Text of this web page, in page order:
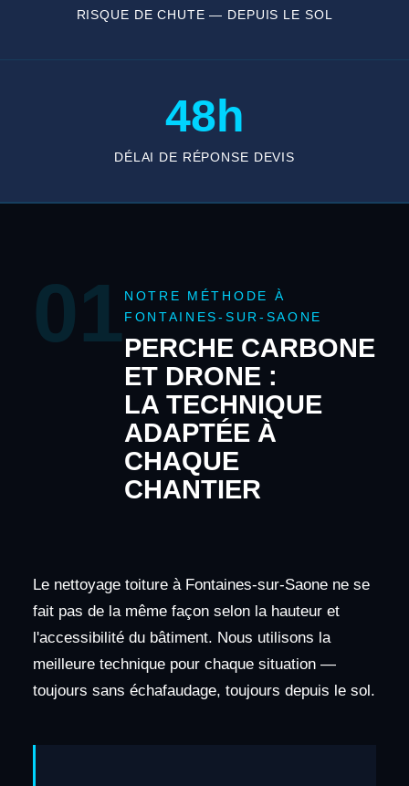
RISQUE DE CHUTE — DEPUIS LE SOL
48h
DÉLAI DE RÉPONSE DEVIS
01 NOTRE MÉTHODE À
FONTAINES-SUR-SAONE
PERCHE CARBONE
ET DRONE :
LA TECHNIQUE
ADAPTÉE À
CHAQUE
CHANTIER
Le nettoyage toiture à Fontaines-sur-Saone ne se
fait pas de la même façon selon la hauteur et
l'accessibilité du bâtiment. Nous utilisons la
meilleure technique pour chaque situation —
toujours sans échafaudage, toujours depuis le sol.